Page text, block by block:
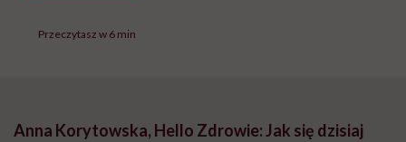
Przeczytasz w 6 min
Anna Korytowska, Hello Zdrowie: Jak się dzisiaj